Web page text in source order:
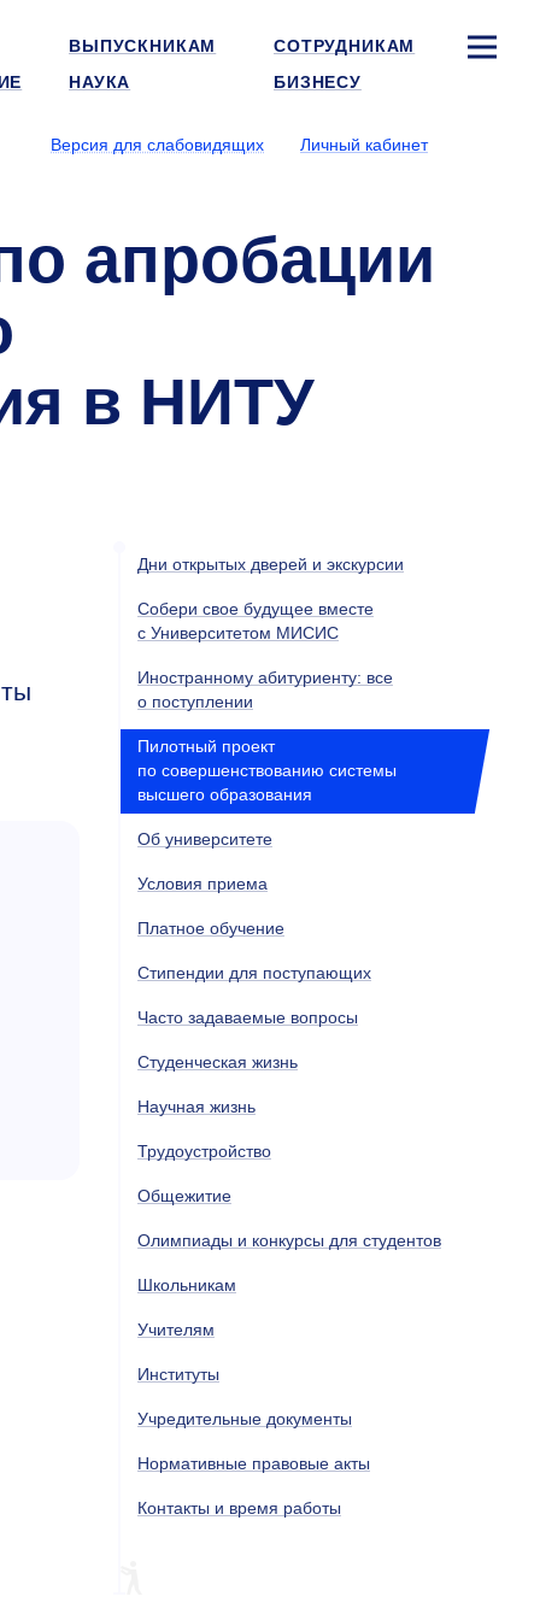
ВЫПУСКНИКАМ
СОТРУДНИКАМ
НАУКА БИЗНЕСУ
Версия для слабовидящих
Личный кабинет
апробации
в НИТУ
Дни открытых дверей и экскурсии
Собери свое будущее вместе
с Университетом МИСИС
Иностранному абитуриенту: все
о поступлении
Пилотный проект
по совершенствованию системы
высшего образования
Об университете
Условия приема
Платное обучение
Стипендии для поступающих
Часто задаваемые вопросы
Студенческая жизнь
Научная жизнь
Трудоустройство
Общежитие
Олимпиады и конкурсы для студентов
Школьникам
Учителям
Институты
Учредительные документы
Нормативные правовые акты
Контакты и время работы